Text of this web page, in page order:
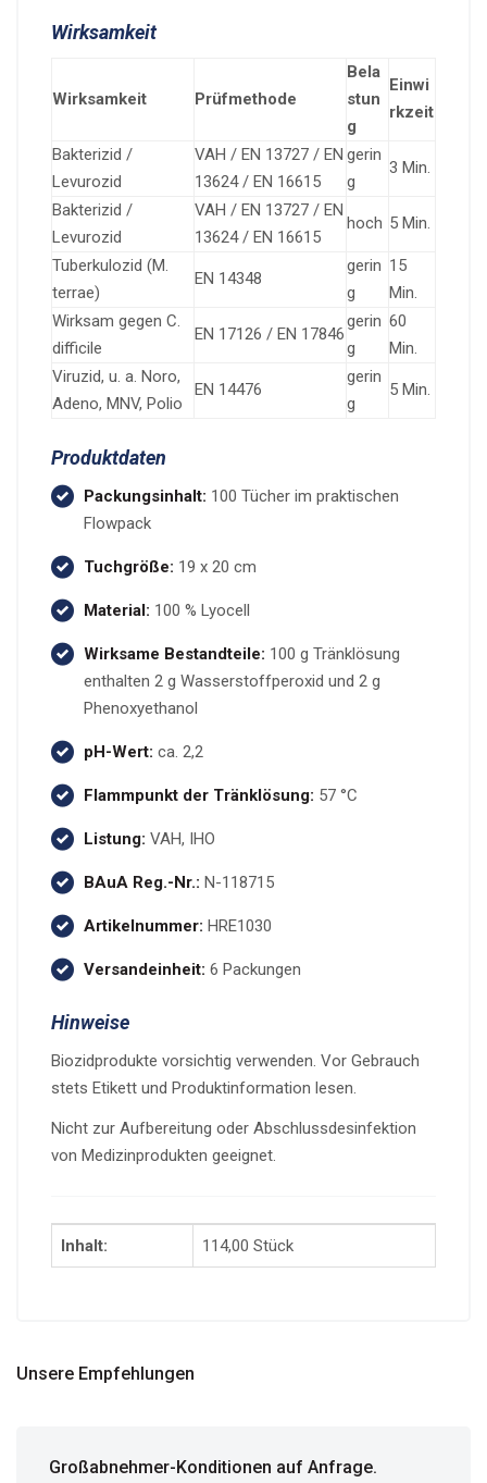
Wirksamkeit
Wirksamkeit Prüfmethode
Bela
stun
g
Einwi
rkzeit
Bakterizid /
Levurozid
VAH / EN 13727 / EN
13624 / EN 16615
gerin
g
3 Min.
Bakterizid /
Levurozid
VAH / EN 13727 / EN
13624 / EN 16615
hoch 5 Min.
Tuberkulozid (M.
terrae)
EN 14348
gerin
g
15
Min.
Wirksam gegen C.
difficile
EN 17126 / EN 17846
gerin
g
60
Min.
Viruzid, u. a. Noro,
Adeno, MNV, Polio
EN 14476
gerin
g
5 Min.
Produktdaten
Packungsinhalt: 100 Tücher im praktischen
Flowpack
Tuchgröße: 19 x 20 cm
Material: 100 % Lyocell
Wirksame Bestandteile: 100 g Tränklösung
enthalten 2 g Wasserstoffperoxid und 2 g
Phenoxyethanol
pH-Wert: ca. 2,2
Flammpunkt der Tränklösung: 57 °C
Listung: VAH, IHO
BAuA Reg.-Nr.: N-118715
Artikelnummer: HRE1030
Versandeinheit: 6 Packungen
Hinweise
Biozidprodukte vorsichtig verwenden. Vor Gebrauch
stets Etikett und Produktinformation lesen.
Nicht zur Aufbereitung oder Abschlussdesinfektion
von Medizinprodukten geeignet.
Inhalt: 114,00 Stück
Unsere Empfehlungen
Großabnehmer-Konditionen auf Anfrage.